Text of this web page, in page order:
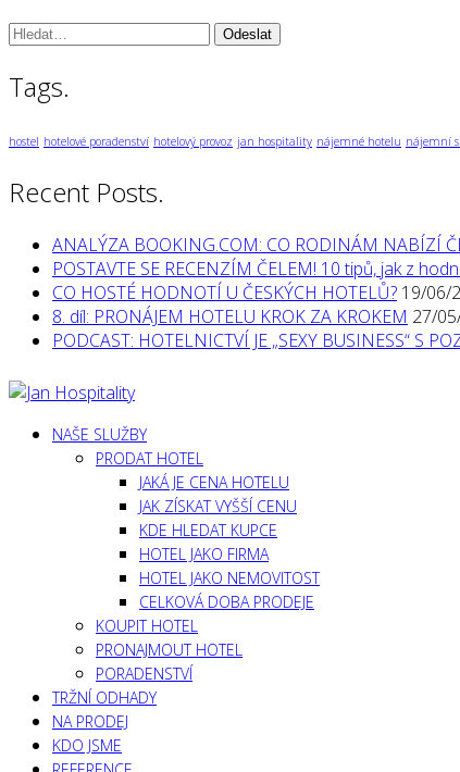
Vyhledávání:
Tags.
hostel hotelové poradenství hotelový provoz jan hospitality nájemné hotelu nájemní
Recent Posts.
ANALÝZA BOOKING.COM: CO RODINÁM NABÍZÍ
POSTAVTE SE RECENZÍM ČELEM! 10 tipů, jak z
CO HOSTÉ HODNOTÍ U ČESKÝCH HOTELŮ? 19/06/
8. díl: PRONÁJEM HOTELU KROK ZA KROKEM 27/
PODCAST: HOTELNICTVÍ JE „SEXY BUSINESS“ S
NAŠE SLUŽBY
PRODAT HOTEL
JAKÁ JE CENA HOTELU
JAK ZÍSKAT VYŠŠÍ CENU
KDE HLEDAT KUPCE
HOTEL JAKO FIRMA
HOTEL JAKO NEMOVITOST
CELKOVÁ DOBA PRODEJE
KOUPIT HOTEL
PRONAJMOUT HOTEL
PORADENSTVÍ
TRŽNÍ ODHADY
NA PRODEJ
KDO JSME